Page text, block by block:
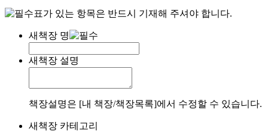
표가 있는 항목은 반드시 기재해 주셔야 합니다.
새책장 명
새책장 설명
책장설명은 [내 책장/책장목록]에서 수정할 수 있습니다.
새책장 카테고리